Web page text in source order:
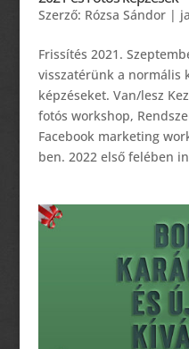
Szerző: Rózsa Sándor|
Frissítés 2021.
visszatérünk a normális
képzéseket. Van/lesz
fotós workshop,
Facebook marketing
ben. 2022 első felében